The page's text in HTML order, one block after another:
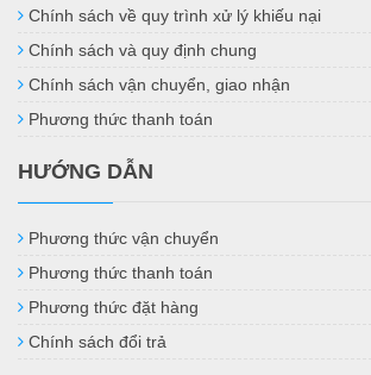
Chính sách về quy trình xử lý khiếu nại
Chính sách và quy định chung
Chính sách vận chuyển, giao nhận
Phương thức thanh toán
HƯỚNG DẪN
Phương thức vận chuyển
Phương thức thanh toán
Phương thức đặt hàng
Chính sách đổi trả